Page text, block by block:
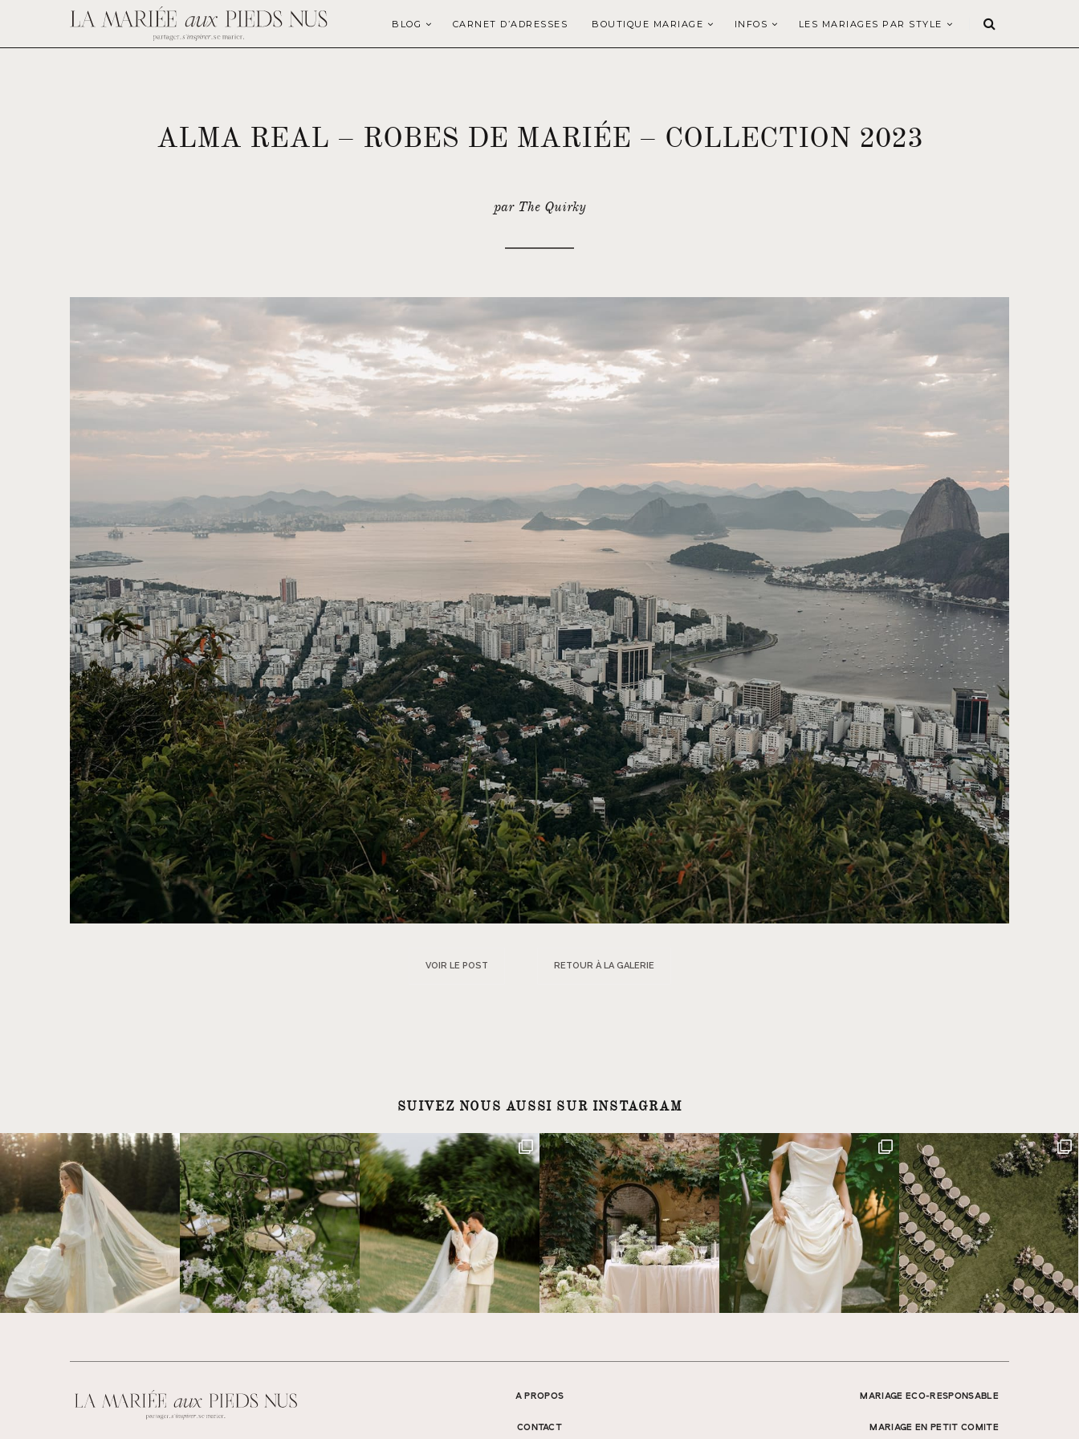
BLOG CARNET D’ADRESSES BOUTIQUE MARIAGE INFOS LES MARIAGES PAR STYLE
ALMA REAL – ROBES DE MARIÉE – COLLECTION 2023
par The Quirky
VOIR LE POST RETOUR À LA GALERIE
SUIVEZ NOUS AUSSI SUR INSTAGRAM
A PROPOS
CONTACT
MARIAGE ECO-RESPONSABLE
MARIAGE EN PETIT COMITE